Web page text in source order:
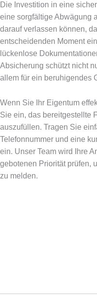
Die Investition in eine
eine sorgfältige Abwägung
darauf verlassen können,
entscheidenden Moment
lückenlose
Absicherung schützt nicht
allem für ein beruhigendes
Wenn Sie Ihr Eigentum
Sie ein, das bereitgestellte
auszufüllen. Tragen Sie
Telefonnummer und eine
ein. Unser Team wird Ihre
gebotenen Priorität prüfen,
zu melden.